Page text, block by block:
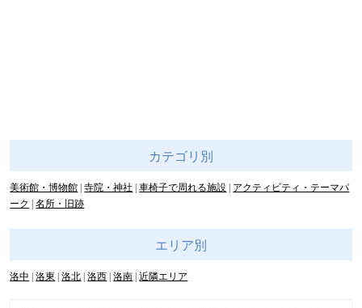
カテゴリ別
美術館・博物館 寺院・神社 車椅子で周れる施設
アクティビティ・テーマパ
ーク
名所・旧跡
エリア別
洛中 洛東 洛北 洛西 洛南 近隣エリア